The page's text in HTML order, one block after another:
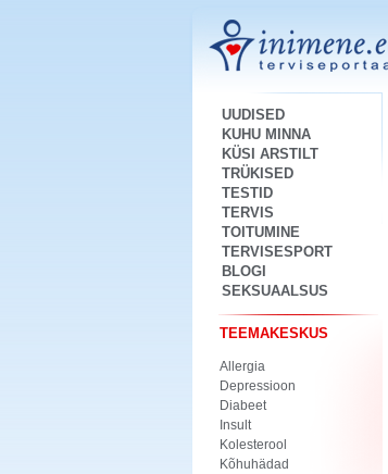
UUDISED
KUHU MINNA
KÜSI ARSTILT
TRÜKISED
TESTID
TERVIS
TOITUMINE
TERVISESPORT
BLOGI
SEKSUAALSUS
TEEMAKESKUS
Allergia
Depressioon
Diabeet
Insult
Kolesterool
Kõhuhädad